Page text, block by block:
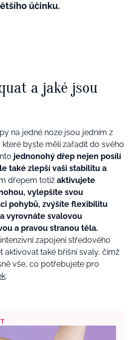
účinku.
a jaké jsou
na jedné noze jsou jedním z
byste měli zařadit do svého
jednonohý dřep nejen posílí
také zlepší vaši stabilitu a
dřepem totiž aktivujete
vylepšíte svou
pohybů, zvýšíte flexibilitu
vyrovnáte svalovou
a pravou stranou těla.
zapojení středového
aktivovat také břišní svaly, čímž
vše, co potřebujete pro
.